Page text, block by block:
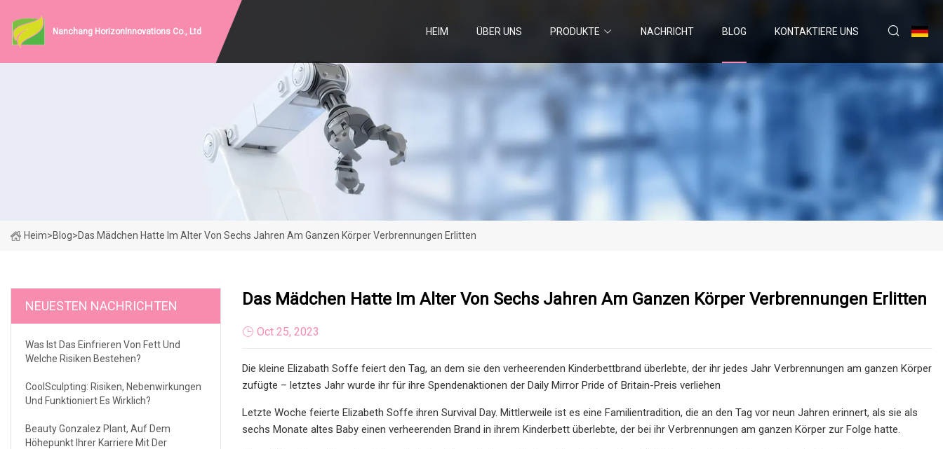
Nanchang HorizonInnovations Co., Ltd HEIM ÜBER UNS PRODUKTE NACHRICHT BLOG KONTAKTIERE UNS
Heim>Blog>Das Mädchen Hatte Im Alter Von Sechs Jahren Am Ganzen Körper Verbrennungen Erlitten
NEUESTEN NACHRICHTEN
Was Ist Das Einfrieren Von Fett Und
Welche Risiken Bestehen?
CoolSculpting: Risiken, Nebenwirkungen
Und Funktioniert Es Wirklich?
Beauty Gonzalez Plant, Auf Dem
Höhepunkt Ihrer Karriere Mit Der
Das Mädchen Hatte Im Alter Von Sechs Jahren Am Ganzen Körper Verbrennungen Erlitten
Oct 25, 2023
Die kleine Elizabath Soffe feiert den Tag, an dem sie den verheerenden Kinderbettbrand überlebte, der ihr jedes Jahr Verbrennungen am ganzen Körper
zufügte – letztes Jahr wurde ihr für ihre Spendenaktionen der Daily Mirror Pride of Britain-Preis verliehen
Letzte Woche feierte Elizabeth Soffe ihren Survival Day. Mittlerweile ist es eine Familientradition, die an den Tag vor neun Jahren erinnert, als sie als
sechs Monate altes Baby einen verheerenden Brand in ihrem Kinderbett überlebte, der bei ihr Verbrennungen am ganzen Körper zur Folge hatte.